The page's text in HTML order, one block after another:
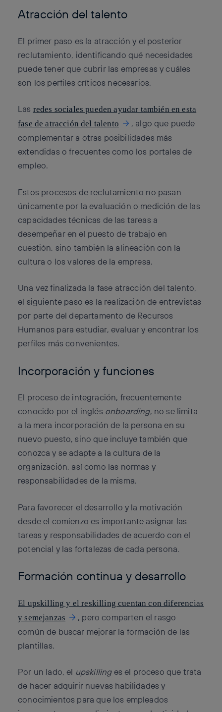
Atracción del talento
El primer paso es la atracción y el posterior
reclutamiento, identificando qué necesidades
puede tener que cubrir las empresas y cuáles
son los perfiles críticos necesarios.
Las redes sociales pueden ayudar también en esta
fase de atracción del talento
, algo que puede
complementar a otras posibilidades más
extendidas o frecuentes como los portales de
empleo.
Estos procesos de reclutamiento no pasan
únicamente por la evaluación o medición de las
capacidades técnicas de las tareas a
desempeñar en el puesto de trabajo en
cuestión, sino también la alineación con la
cultura o los valores de la empresa.
Una vez finalizada la fase atracción del talento,
el siguiente paso es la realización de entrevistas
por parte del departamento de Recursos
Humanos para estudiar, evaluar y encontrar los
perfiles más convenientes.
Incorporación y funciones
El proceso de integración, frecuentemente
conocido por el inglés onboarding, no se limita
a la mera incorporación de la persona en su
nuevo puesto, sino que incluye también que
conozca y se adapte a la cultura de la
organización, así como las normas y
responsabilidades de la misma.
Para favorecer el desarrollo y la motivación
desde el comienzo es importante asignar las
tareas y responsabilidades de acuerdo con el
potencial y las fortalezas de cada persona.
Formación continua y desarrollo
El upskilling y el reskilling cuentan con diferencias
y semejanzas
, pero comparten el rasgo
común de buscar mejorar la formación de las
plantillas.
Por un lado, el upskillinges el proceso que trata
de hacer adquirir nuevas habilidades y
conocimientos para que los empleados